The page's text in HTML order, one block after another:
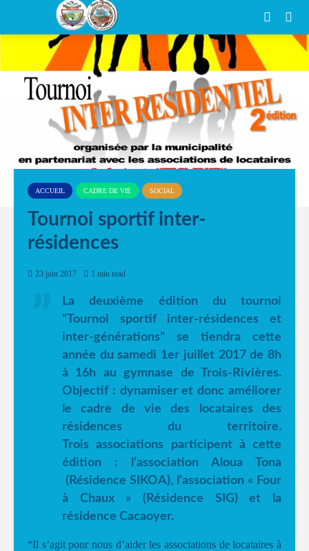
ACCUEIL CADRE DE VIE SOCIAL
Tournoi sportif inter-
résidences
23 juin 2017 1 min read
La deuxième édition du tournoi
“Tournoi sportif inter-résidences et
inter-générations” se tiendra cette
année du samedi 1er juillet 2017 de 8h
à 16h au gymnase de Trois-Rivières.
Objectif : dynamiser et donc améliorer
le cadre de vie des locataires des
résidences du territoire.
Trois associations participent à cette
édition : l’association Aloua Tona
(Résidence SIKOA), l’association « Four
à Chaux » (Résidence SIG) et la
résidence Cacaoyer.
“Il s’agit pour nous d’aider les associations de locataires à